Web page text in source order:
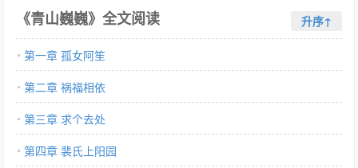
《青山巍巍》全文阅读 升序↑
第一章 孤女阿笙
第二章 祸福相依
第三章 求个去处
第四章 裴氏上阳园